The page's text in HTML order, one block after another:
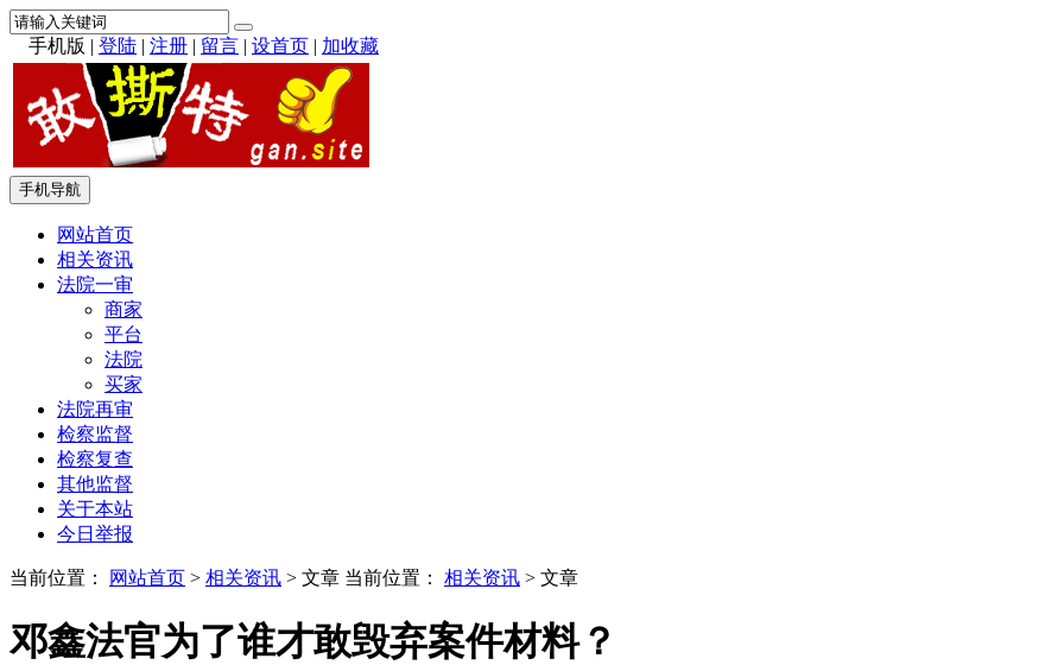
手机版 | 登陆 | 注册 | 留言 | 设首页 | 加收藏
手机导航
网站首页
相关资讯
法院一审
商家
平台
法院
买家
法院再审
检察监督
检察复查
其他监督
关于本站
今日举报
当前位置： 网站首页 > 相关资讯 > 文章 当前位置： 相关资讯 > 文章
邓鑫法官为了谁才敢毁弃案件材料？